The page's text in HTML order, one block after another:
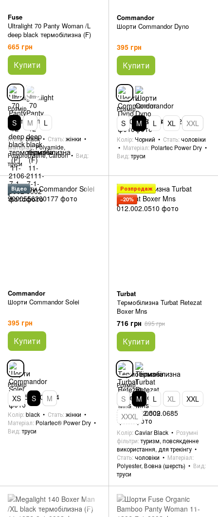
Fuse
Ultralight 70 Panty Woman /L
deep black термобілизна (F)
665 грн
Купити
Розмір
S M L
Колір black Стать жінки
Матеріал Polyamide,
Рolypropylene, Сarbon
Вид
труси
Commandor
Шорти Commandor Dyno
395 грн
Купити
Розмір
S M L XL XXL
Колір Чорний Стать чоловіки
Матеріал Polartec Power Dry
Вид труси
Відео
Commandor
Шорти Commandor Solei
395 грн
Купити
Розмір
XS S M
Колір black Стать жінки
Матеріал Polartec® Power Dry
Вид труси
Розпродаж
−20%
Turbat
Термобілизна Turbat Retezat
Boxer Mns
716 грн 895 грн
Купити
Розмір
S M L XL
XXL
XXXL
Колір Caviar Black
Розумні
фільтри туризм, повсякденне
використання, для трекінгу
Стать чоловіки
Матеріал
Polyester, Вовна (шерсть)
Вид
труси